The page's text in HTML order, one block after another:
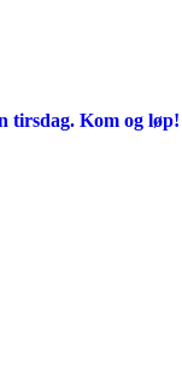
tirsdag. Kom og løp!